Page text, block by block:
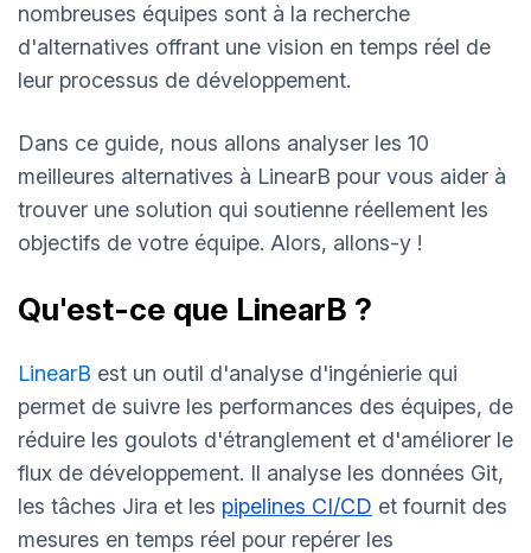
nombreuses équipes sont à la recherche
d'alternatives offrant une vision en temps réel de
leur processus de développement.
Dans ce guide, nous allons analyser les 10
meilleures alternatives à LinearB pour vous aider à
trouver une solution qui soutienne réellement les
objectifs de votre équipe. Alors, allons-y !
Qu'est-ce que LinearB ?
LinearB est un outil d'analyse d'ingénierie qui
permet de suivre les performances des équipes, de
réduire les goulots d'étranglement et d'améliorer le
flux de développement. Il analyse les données Git,
les tâches Jira et les pipelines CI/CD et fournit des
mesures en temps réel pour repérer les